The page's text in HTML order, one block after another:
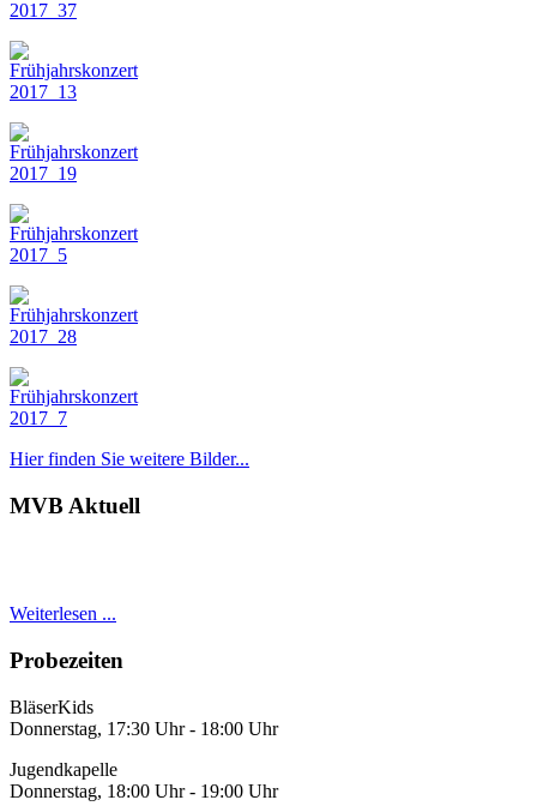
Hier finden Sie weitere Bilder...
MVB Aktuell
Weiterlesen ...
Probezeiten
BläserKids
Donnerstag, 17:30 Uhr - 18:00 Uhr
Jugendkapelle
Donnerstag, 18:00 Uhr - 19:00 Uhr